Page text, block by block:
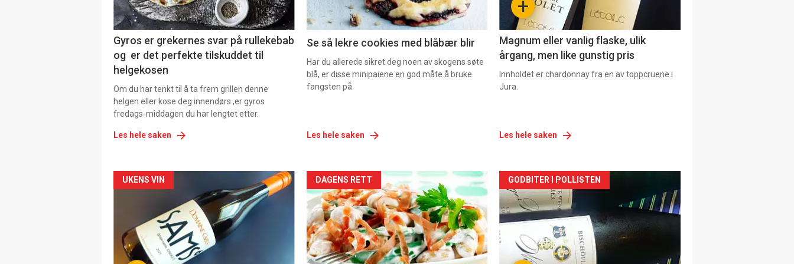
Gyros er grekernes svar på rullekebab
og er det perfekte tilskuddet til
helgekosen
Om du har tenkt til å ta frem grillen denne
helgen eller kose deg innendørs ,er gyros
fredags-middagen du har lengtet etter.
Les hele saken
2
Se så lekre cookies med blåbær blir
Har du allerede sikret deg noen av skogens søte
blå, er disse minipaiene en god måte å bruke
fangsten på.
Les hele saken
+
Magnum eller vanlig flaske, ulik
årgang, men like gunstig pris
Innholdet er chardonnay fra en av toppcruene i
Jura.
Les hele saken
Forsiden
akkurat
nå
-
UKENS VIN
Forsiden
akkurat
nå
-
DAGENS RETT
Forsiden
akkurat
nå
GODBITER I POLLISTEN